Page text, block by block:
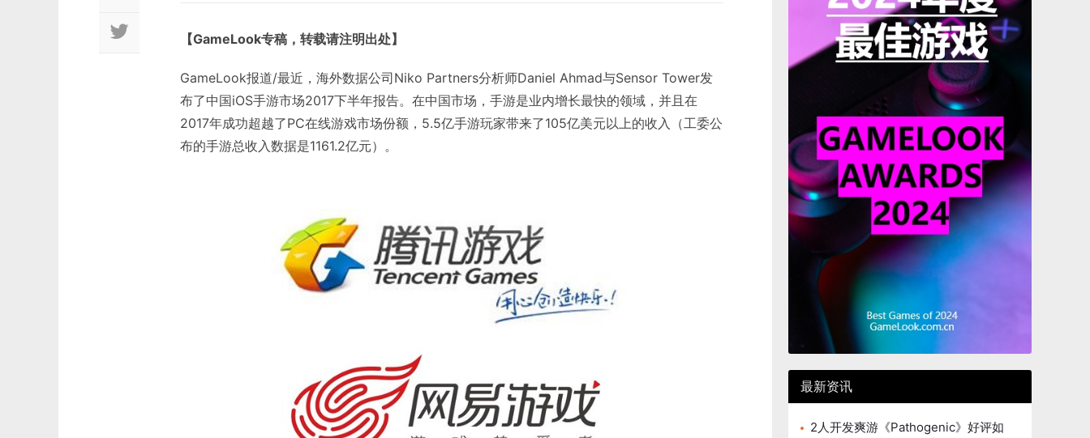
【GameLook专稿，转载请注明出处】
GameLook报道/最近，海外数据公司Niko Partners分析师Daniel Ahmad与Sensor Tower发
布了中国iOS手游市场2017下半年报告。在中国市场，手游是业内增长最快的领域，并且在
2017年成功超越了PC在线游戏市场份额，5.5亿手游玩家带来了105亿美元以上的收入（工委公
布的手游总收入数据是1161.2亿元）。
最新资讯
2人开发爽游《Pathogenic》好评如